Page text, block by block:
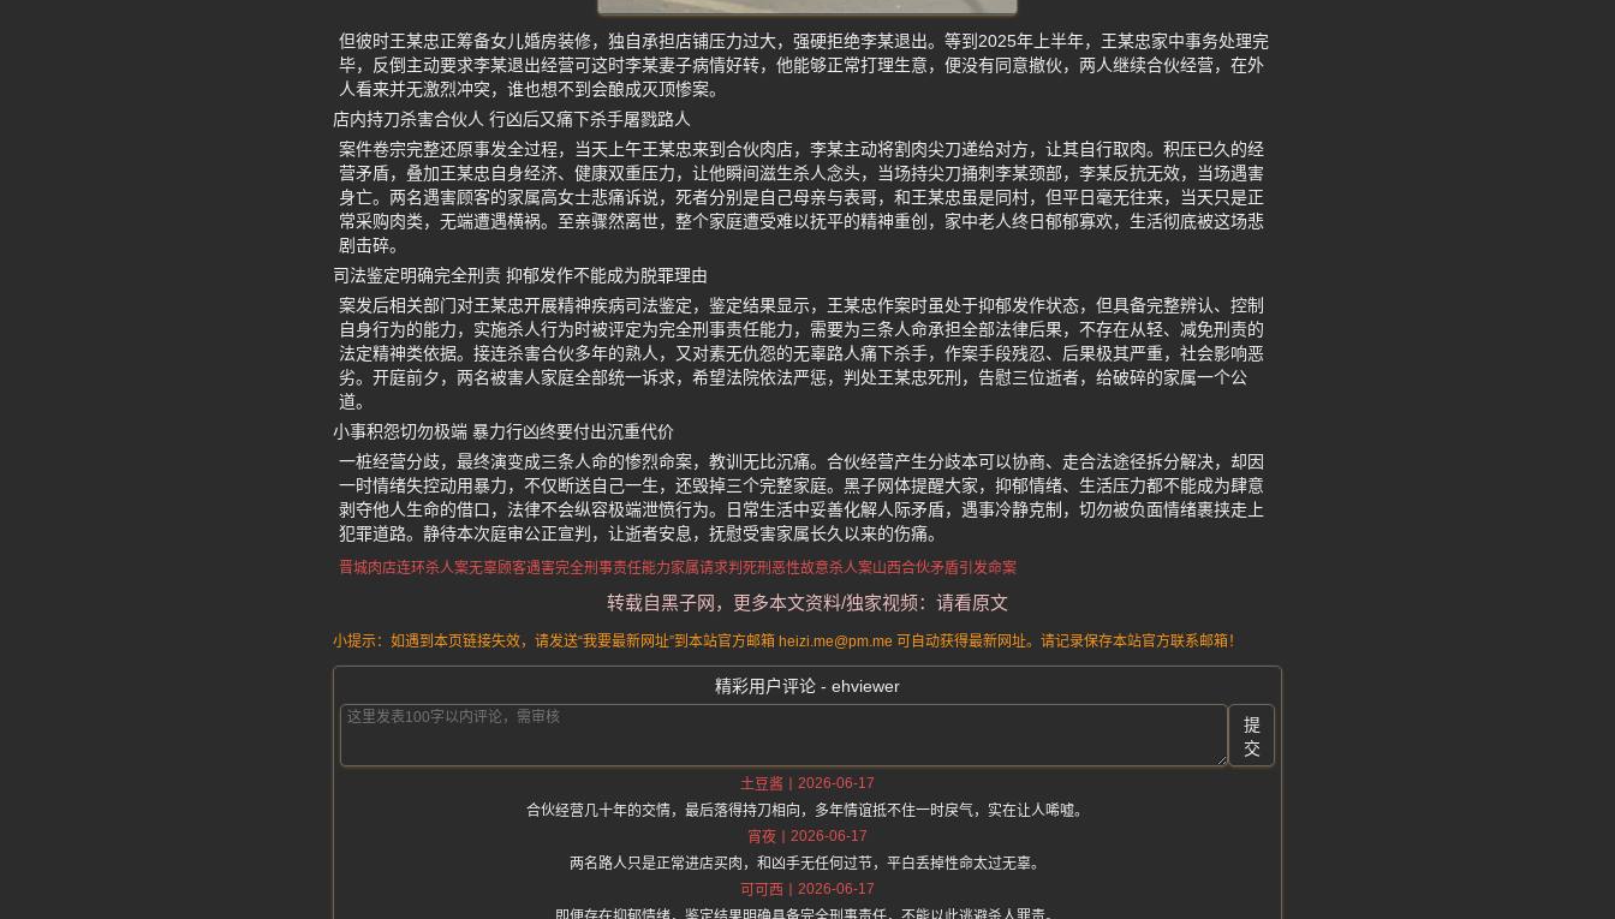
但彼时王某忠正筹备女儿婚房装修，独自承担店铺压力过大，强硬拒绝李某退出。等到2025年上半年，王某忠家中事务处理完
毕，反倒主动要求李某退出经营可这时李某妻子病情好转，他能够正常打理生意，便没有同意撤伙，两人继续合伙经营，在外
人看来并无激烈冲突，谁也想不到会酿成灭顶惨案。
店内持刀杀害合伙人 行凶后又痛下杀手屠戮路人
案件卷宗完整还原事发全过程，当天上午王某忠来到合伙肉店，李某主动将割肉尖刀递给对方，让其自行取肉。积压已久的经
营矛盾，叠加王某忠自身经济、健康双重压力，让他瞬间滋生杀人念头，当场持尖刀捅刺李某颈部，李某反抗无效，当场遇害
身亡。两名遇害顾客的家属高女士悲痛诉说，死者分别是自己母亲与表哥，和王某忠虽是同村，但平日毫无往来，当天只是正
常采购肉类，无端遭遇横祸。至亲骤然离世，整个家庭遭受难以抚平的精神重创，家中老人终日郁郁寡欢，生活彻底被这场悲
剧击碎。
司法鉴定明确完全刑责 抑郁发作不能成为脱罪理由
案发后相关部门对王某忠开展精神疾病司法鉴定，鉴定结果显示，王某忠作案时虽处于抑郁发作状态，但具备完整辨认、控制
自身行为的能力，实施杀人行为时被评定为完全刑事责任能力，需要为三条人命承担全部法律后果，不存在从轻、减免刑责的
法定精神类依据。接连杀害合伙多年的熟人，又对素无仇怨的无辜路人痛下杀手，作案手段残忍、后果极其严重，社会影响恶
劣。开庭前夕，两名被害人家庭全部统一诉求，希望法院依法严惩，判处王某忠死刑，告慰三位逝者，给破碎的家属一个公
道。
小事积怨切勿极端 暴力行凶终要付出沉重代价
一桩经营分歧，最终演变成三条人命的惨烈命案，教训无比沉痛。合伙经营产生分歧本可以协商、走合法途径拆分解决，却因
一时情绪失控动用暴力，不仅断送自己一生，还毁掉三个完整家庭。黑子网体提醒大家，抑郁情绪、生活压力都不能成为肆意
剥夺他人生命的借口，法律不会纵容极端泄愤行为。日常生活中妥善化解人际矛盾，遇事冷静克制，切勿被负面情绪裹挟走上
犯罪道路。静待本次庭审公正宣判，让逝者安息，抚慰受害家属长久以来的伤痛。
晋城肉店连环杀人案无辜顾客遇害完全刑事责任能力家属请求判死刑 恶性故意杀人案山西合伙矛盾引发命案
转载自黑子网，更多本文资料/独家视频：请看原文
小提示：如遇到本页链接失效，请发送“我要最新网址”到本站官方邮箱 heizi.me@pm.me 可自动获得最新网址。请记录保存本站官方联系邮箱！
精彩用户评论 - ehviewer
提
交
土豆酱
2026-06-17
合伙经营几十年的交情，最后落得持刀相向，多年情谊抵不住一时戾气，实在让人唏嘘。
宵夜
2026-06-17
两名路人只是正常进店买肉，和凶手无任何过节，平白丢掉性命太过无辜。
可可西
2026-06-17